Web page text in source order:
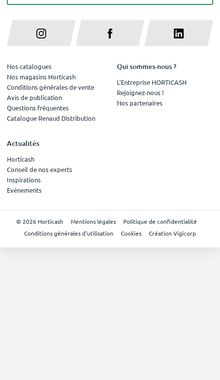
Nos catalogues
Nos magasins Horticash
Conditions générales de vente
Avis de publication
Questions fréquentes
Catalogue Renaud Distribution
Qui sommes-nous ?
L'Entreprise HORTICASH
Rejoignez-nous !
Nos partenaires
Actualités
Horticash
Conseil de nos experts
Inspirations
Evénements
© 2026 Horticash Mentions légales
Politique de confidentialité
Conditions générales d'utilisation
Cookies Création Vigicorp